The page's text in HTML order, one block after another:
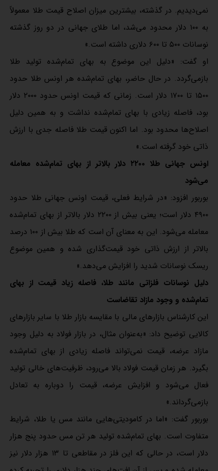
نمی‌دیدیم. در گذشته، بیشترین میزان اصلاح قیمت طلا معمولاً
به ۱۰۰ دلار محدود می‌شد، اما طلای جهانی در دو روز گذشته
نوسانات ۵۰۰ تا ۶۰۰ دلاری داشته است.»
او گفت: «دلیل این موضوع به بهای تمام‌شده تولید طلا
بازمی‌گردد. در حال حاضر، بهای تمام‌شده هر اونس طلا حدود
۱۵۰۰ تا ۱۷۰۰ دلار است. زمانی که قیمت اونس حدود ۲۰۰۰ دلار
بود، فاصله زیادی با بهای تمام‌شده نداشت و به همین دلیل
اصلاح‌ها محدود بود. اما اکنون قیمت طلا فاصله جدی با ارزش
ذاتی خود گرفته است.»
اونس جهانی طلا ۲۲۰۰ دلار بالاتر از بهای تمام‌شده معامله
می‌شود
بوربور افزود: «در شرایط فعلی، قیمت اونس جهانی طلا حدود
۴۹۰۰ دلار است؛ یعنی بیش از ۲۲۰۰ دلار بالاتر از بهای تمام‌شده
معامله می‌شود. این به معنای آن است که طلا بیش از ۱۰۰ درصد
بالاتر از ارزش ذاتی خود قیمت‌گذاری شده و همین موضوع
ریسک نوسانات شدید را افزایش می‌دهد.»
دلیل نوسانات فلزاتی مانند طلا، فاصله زیاد قیمت از بهای
تمام‌شده و وجود مازاد تقاضاست
این کارشناس بازارهای مالی با مقایسه بازار طلا با سایر بازارهای
کالایی توضیح داد: «به‌عنوان مثال، در بازار فولاد به دلیل وجود
مازاد عرضه، قیمت نمی‌تواند فاصله زیادی از بهای تمام‌شده
بگیرد. هر زمان قیمت فولاد بالا می‌رود، ظرفیت‌های خالی تولید
فعال می‌شود و افزایش عرضه، قیمت را دوباره به تعادل
بازمی‌گرداند.»
بوربور گفت: «اما در کامودیتی‌هایی مانند مس یا طلا، شرایط
متفاوت است. بهای تمام‌شده تولید هر تن مس حدود پنج هزار
دلار است، در حالی که این فلز در مقاطعی تا ۱۳ هزار دلار نیز